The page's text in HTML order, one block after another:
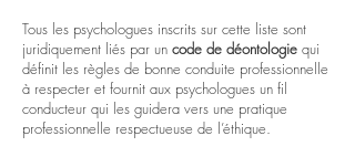
Tous les psychologues inscrits sur cette liste sont
juridiquement liés par un code de déontologie qui
définit les règles de bonne conduite professionnelle
à respecter et fournit aux psychologues un fil
conducteur qui les guidera vers une pratique
professionnelle respectueuse de l’éthique.